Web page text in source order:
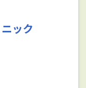
ック